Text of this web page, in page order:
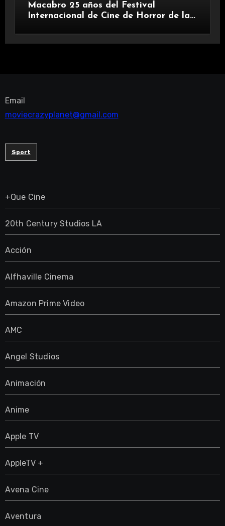
Macabro 25 años del Festival
Internacional de Cine de Horror de la
Email
moviecrazyplanet@gmail.com
Sport
+Que Cine
20th Century Studios LA
Acción
Alfhaville Cinema
Amazon Prime Video
AMC
Angel Studios
Animación
Anime
Apple TV
AppleTV +
Avena Cine
Aventura